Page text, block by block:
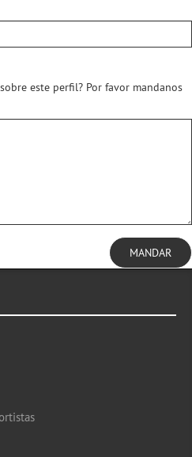
este perfil? Por favor mandanos
MANDAR